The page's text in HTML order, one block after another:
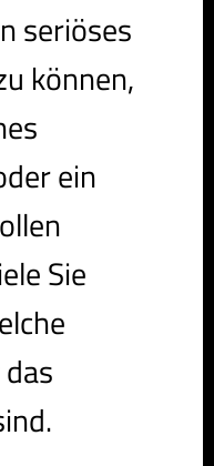
seriöses
können,
ein
Sie